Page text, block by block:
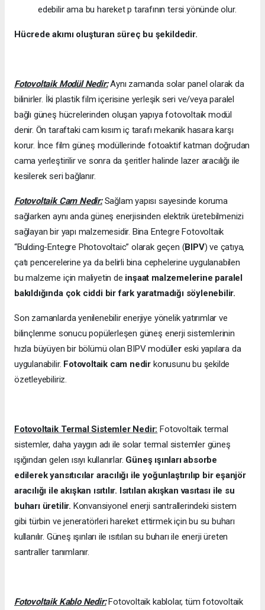
edebilir ama bu hareket p tarafının tersi yönünde olur.
Hücrede akımı oluşturan süreç bu şekildedir.
Fotovoltaik Modül Nedir:Aynı zamanda solar panel olarak da
bilinirler. İki plastik film içerisine yerleşik seri ve/veya paralel
bağlı güneş hücrelerinden oluşan yapıya fotovoltaik modül
denir. Ön taraftaki cam kısım iç tarafı mekanik hasara karşı
korur. İnce film güneş modüllerinde fotoaktif katman doğrudan
cama yerleştirilir ve sonra da şeritler halinde lazer aracılığı ile
kesilerek seri bağlanır.
Fotovoltaik Cam Nedir:Sağlam yapısı sayesinde koruma
sağlarken aynı anda güneş enerjisinden elektrik üretebilmenizi
sağlayan bir yapı malzemesidir. Bina Entegre Fotovoltaik
“Bulding-Entegre Photovoltaic” olarak geçen (BIPV) ve çatıya,
çatı pencerelerine ya da belirli bina cephelerine uygulanabilen
bu malzeme için maliyetin de inşaat malzemelerine paralel
bakıldığında çok ciddi bir fark yaratmadığı söylenebilir.
Son zamanlarda yenilenebilir enerjiye yönelik yatırımlar ve
bilinçlenme sonucu popülerleşen güneş enerji sistemlerinin
hızla büyüyen bir bölümü olan BIPV modüller eski yapılara da
uygulanabilir. Fotovoltaik cam nedir konusunu bu şekilde
özetleyebiliriz.
Fotovoltaik Termal Sistemler Nedir: Fotovoltaik termal
sistemler, daha yaygın adı ile solar termal sistemler güneş
ışığından gelen ısıyı kullanırlar. Güneş ışınları absorbe
edilerek yansıtıcılar aracılığı ile yoğunlaştırılıp bir eşanjör
aracılığı ile akışkan ısıtılır. Isıtılan akışkan vasıtası ile su
buharı üretilir. Konvansiyonel enerji santrallerindeki sistem
gibi türbin ve jeneratörleri hareket ettirmek için bu su buharı
kullanılır. Güneş ışınları ile ısıtılan su buharı ile enerji üreten
santraller tanımlanır.
Fotovoltaik Kablo Nedir:Fotovoltaik kablolar, tüm fotovoltaik